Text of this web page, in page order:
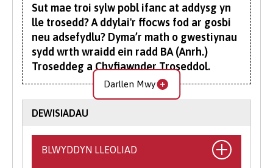
Sut mae troi sylw pobl ifanc at addysg yn
lle trosedd? A ddylai'r ffocws fod ar gosbi
neu adsefydlu? Dyma’r math o gwestiynau
sydd wrth wraidd ein radd BA (Anrh.)
Troseddeg a Chyfiawnder Troseddol.
Fel cymdeithas, ein diddordeb, ein
chwilfrydedd a’n pryderon am ymddygiad
bob dydd sy’n rhannol gyfrifol am ddenu
cymaint o bobl i astudio troseddeg. Yn ogystal
Darllen Mwy
DEWISIADAU
BLWYDDYN LLEOLIAD